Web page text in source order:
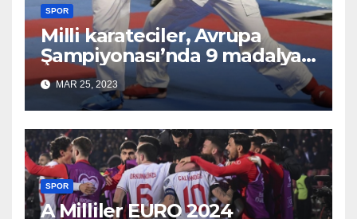
SPOR
Milli karateciler, Avrupa
Şampiyonası’nda 9 madalya
aldı
MAR 25, 2023
SPOR
A Milliler EURO 2024